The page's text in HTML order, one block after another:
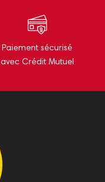
Paiement sécurisé
avec Crédit Mutuel